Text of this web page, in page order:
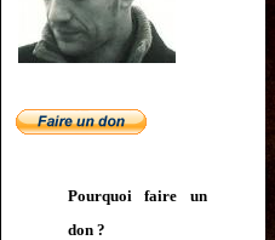
Pourquoi faire un
don ?